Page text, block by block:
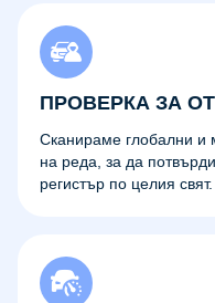
ПРОВЕРКА ЗА
Сканираме глобални и
на реда, за да
регистър по целия свят.